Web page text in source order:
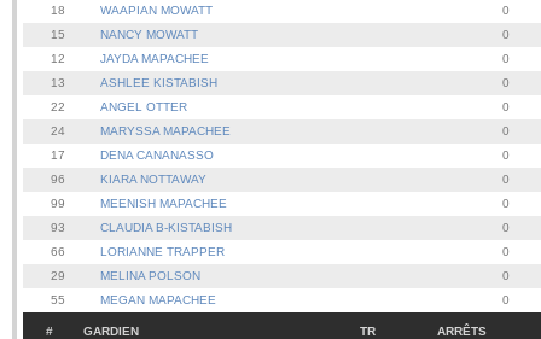
18
WAAPIAN MOWATT
0
15
NANCY MOWATT
0
12
JAYDA MAPACHEE
0
13
ASHLEE KISTABISH
0
22
ANGEL OTTER
0
24
MARYSSA MAPACHEE
0
17
DENA CANANASSO
0
96
KIARA NOTTAWAY
0
99
MEENISH MAPACHEE
0
93
CLAUDIA B-KISTABISH
0
66
LORIANNE TRAPPER
0
29
MELINA POLSON
0
55
MEGAN MAPACHEE 0
# GARDIEN TR ARRÊTS